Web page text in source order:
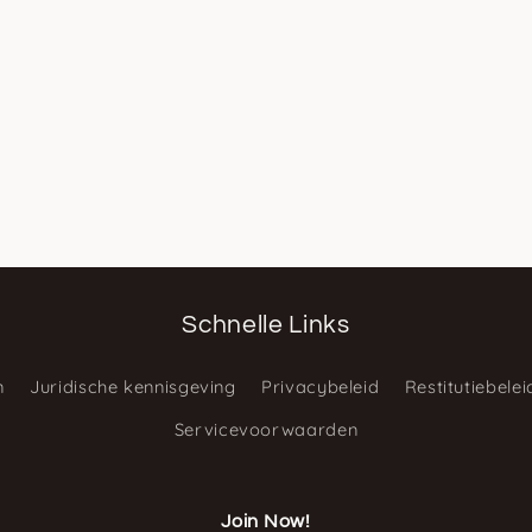
Schnelle Links
Juridische kennisgeving Privacybeleid
Servicevoorwaarden
Join Now!